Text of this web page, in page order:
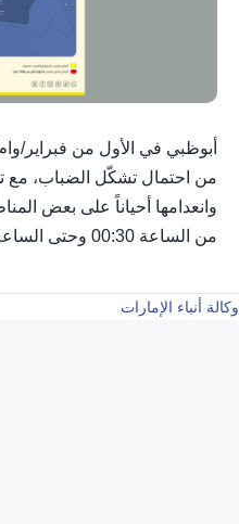
أبوظبي في الأول من فبراير/
من احتمال تشكّل الضباب، مع
وانعدامها أحياناً على بعض
من الساعة 00:30 وحتى الساعة 10:00 من صباح غد الاثنين.
وكالة أنباء الإمارات